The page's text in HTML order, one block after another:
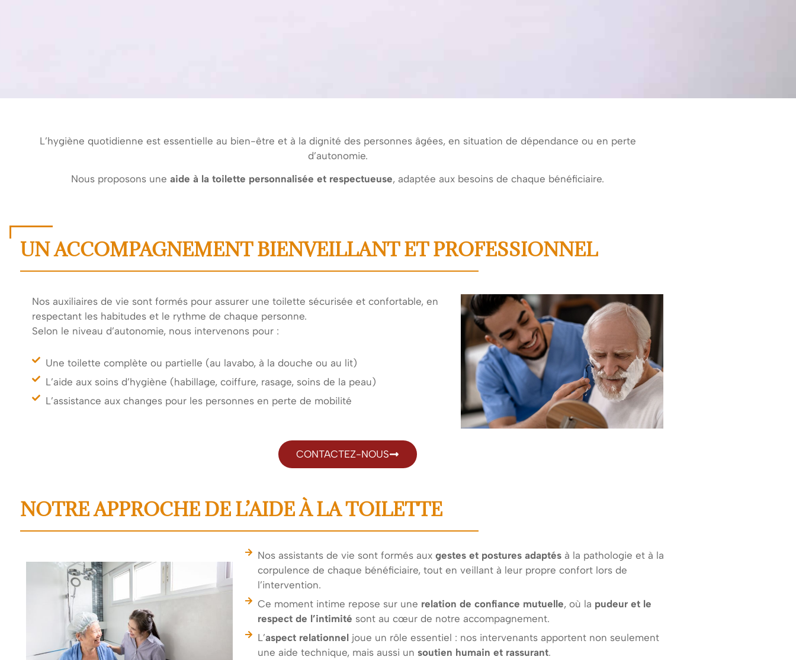
L’hygiène quotidienne est essentielle au bien-être et à la dignité des personnes âgées, en situation de dépendance ou en perte
d’autonomie.
Nous proposons une aide à la toilette personnalisée et respectueuse, adaptée aux besoins de chaque bénéficiaire.
UN ACCOMPAGNEMENT BIENVEILLANT ET PROFESSIONNEL
Nos auxiliaires de vie sont formés pour assurer une toilette sécurisée et confortable, en
respectant les habitudes et le rythme de chaque personne.
Selon le niveau d’autonomie, nous intervenons pour :
Une toilette complète ou partielle (au lavabo, à la douche ou au lit)
L’aide aux soins d’hygiène (habillage, coiffure, rasage, soins de la peau)
L’assistance aux changes pour les personnes en perte de mobilité
CONTACTEZ-NOUS
NOTRE APPROCHE DE L’AIDE À LA TOILETTE
Nos assistants de vie sont formés auxgestes et postures adaptés à la pathologie et à la
corpulence de chaque bénéficiaire, tout en veillant à leur propre confort lors de
l’intervention.
Ce moment intime repose sur une relation de confiance mutuelle, où la pudeur et le
respect de l’intimité sont au cœur de notre accompagnement.
L’aspect relationnel joue un rôle essentiel : nos intervenants apportent non seulement
une aide technique, mais aussi un soutien humain et rassurant.